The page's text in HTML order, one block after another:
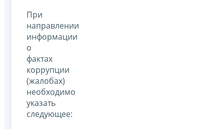
При
направлении
информации
о
фактах
коррупции
(жалобах)
необходимо
указать
следующее: